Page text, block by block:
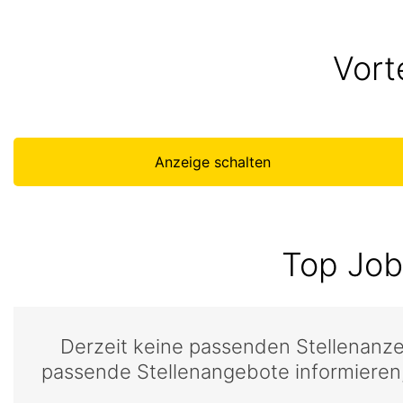
Anzeige schalten
Top
Derzeit keine passenden
passende Stellenangebote